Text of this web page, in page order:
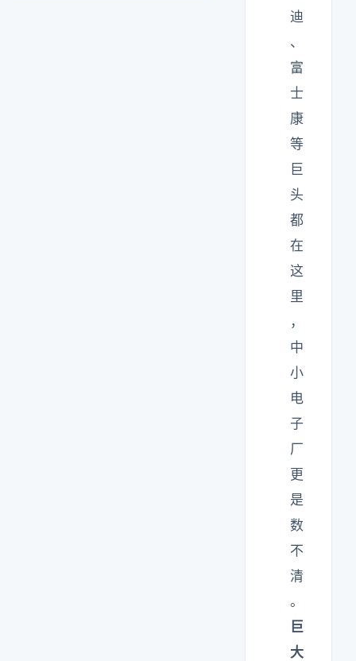
迪
、
富
士
康
等
巨
头
都
在
这
里
，
中
小
电
子
厂
更
是
数
不
清
。
巨
大